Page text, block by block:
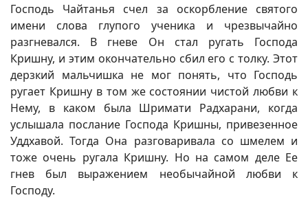
Господь Чайтанья счел за оскорбление святого
имени слова глупого ученика и чрезвычайно
разгневался. В гневе Он стал ругать Господа
Кришну, и этим окончательно сбил его с толку. Этот
дерзкий мальчишка не мог понять, что Господь
ругает Кришну в том же состоянии чистой любви к
Нему, в каком была Шримати Радхарани, когда
услышала послание Господа Кришны, привезенное
Уддхавой. Тогда Она разговаривала со шмелем и
тоже очень ругала Кришну. Но на самом деле Ее
гнев был выражением необычайной любви к
Господу.